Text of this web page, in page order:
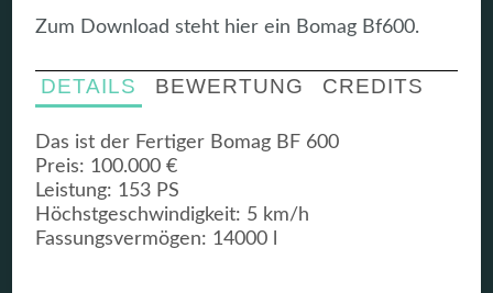
Zum Download steht hier ein Bomag Bf600.
DETAILS BEWERTUNG CREDITS
Das ist der Fertiger Bomag BF 600
Preis: 100.000 €
Leistung: 153 PS
Höchstgeschwindigkeit: 5 km/h
Fassungsvermögen: 14000 l